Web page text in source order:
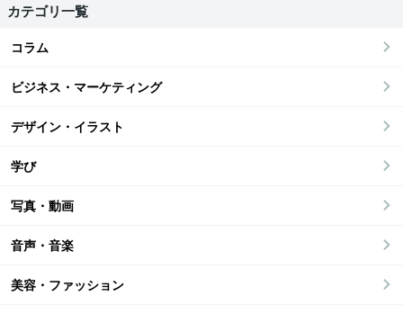
カテゴリ一覧
コラム
ビジネス・マーケティング
デザイン・イラスト
学び
写真・動画
音声・音楽
美容・ファッション